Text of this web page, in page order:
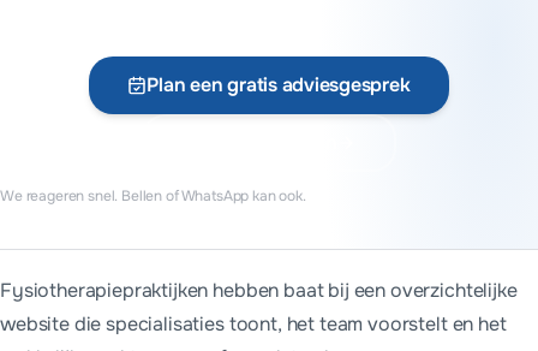
Plan een gratis adviesgesprek
We reageren snel. Bellen of WhatsApp kan ook.
Een website voor fysiotherapeuten begint bij MADA Tech
We werken vanuit Assen voor fysiotherapeuten door heel
Fysiotherapiepraktijken hebben baat bij een overzichtelijke
website die specialisaties toont, het team voorstelt en het